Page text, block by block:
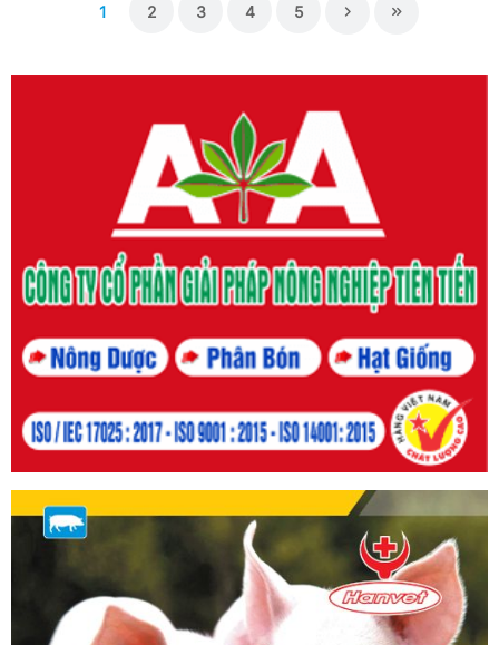
1 2 3 4 5